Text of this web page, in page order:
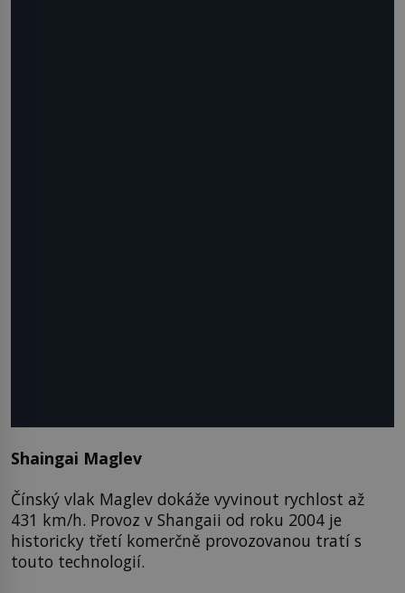
Shaingai Maglev
Čínský vlak Maglev dokáže vyvinout rychlost až
431 km/h. Provoz v Shangaii od roku 2004 je
historicky třetí komerčně provozovanou tratí s
touto technologií.